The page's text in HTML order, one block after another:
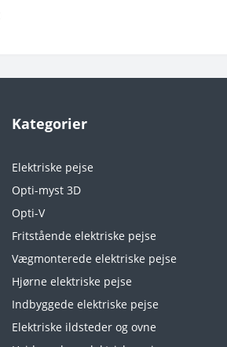
Kategorier
Elektriske pejse
Opti-myst 3D
Opti-V
Fritstående elektriske pejse
Vægmonterede elektriske pejse
Hjørne elektriske pejse
Indbyggede elektriske pejse
Elektriske ildsteder og ovne